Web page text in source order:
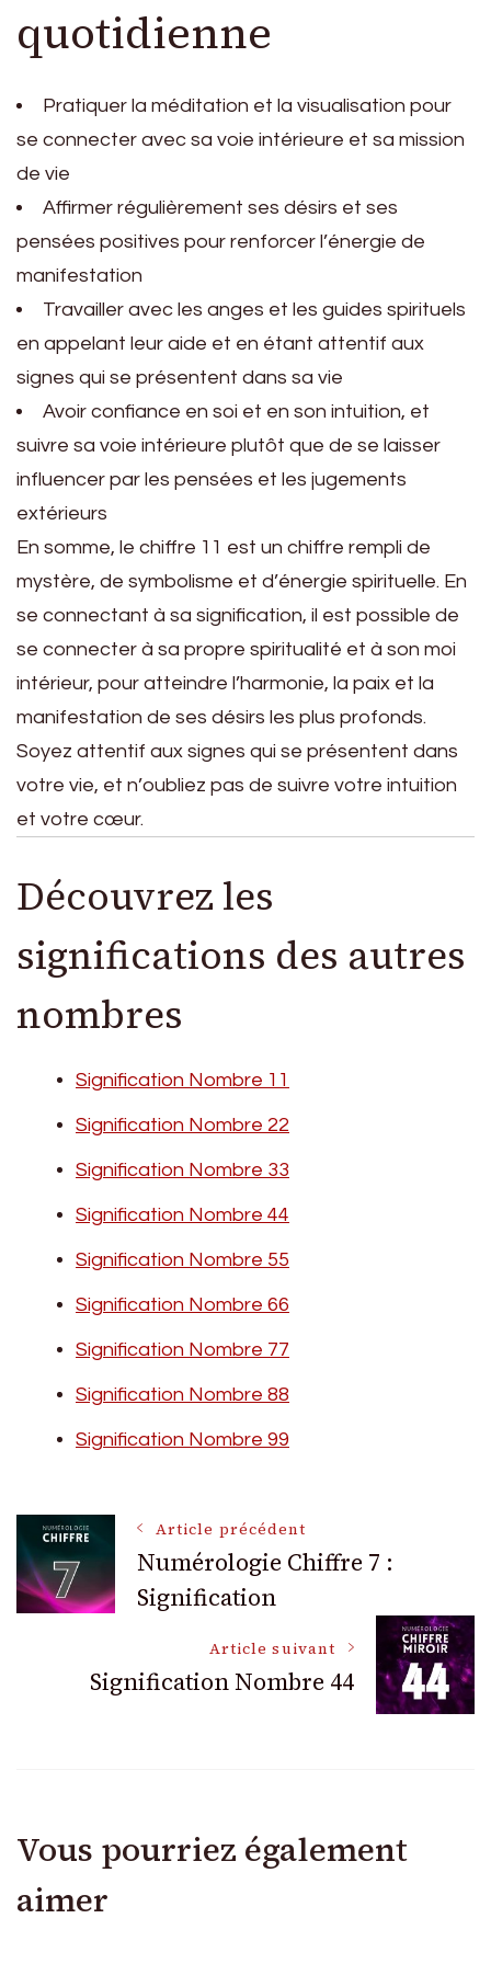
quotidienne
Pratiquer la méditation et la visualisation pour
se connecter avec sa voie intérieure et sa mission
de vie
Affirmer régulièrement ses désirs et ses
pensées positives pour renforcer l’énergie de
manifestation
Travailler avec les anges et les guides spirituels
en appelant leur aide et en étant attentif aux
signes qui se présentent dans sa vie
Avoir confiance en soi et en son intuition, et
suivre sa voie intérieure plutôt que de se laisser
influencer par les pensées et les jugements
extérieurs
En somme, le chiffre 11 est un chiffre rempli de
mystère, de symbolisme et d’énergie spirituelle. En
se connectant à sa signification, il est possible de
se connecter à sa propre spiritualité et à son moi
intérieur, pour atteindre l’harmonie, la paix et la
manifestation de ses désirs les plus profonds.
Soyez attentif aux signes qui se présentent dans
votre vie, et n’oubliez pas de suivre votre intuition
et votre cœur.
Découvrez les
significations des autres
nombres
Signification Nombre 11
Signification Nombre 22
Signification Nombre 33
Signification Nombre 44
Signification Nombre 55
Signification Nombre 66
Signification Nombre 77
Signification Nombre 88
Signification Nombre 99
Navigation
des
articles
Article précédent
Numérologie Chiffre 7 :
Signification
Article suivant
Signification Nombre 44
Vous pourriez également
aimer